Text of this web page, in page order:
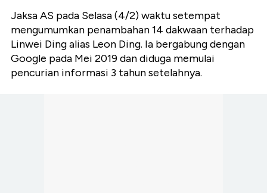
Jaksa AS pada Selasa (4/2) waktu setempat
mengumumkan penambahan 14 dakwaan terhadap
Linwei Ding alias Leon Ding. Ia bergabung dengan
Google pada Mei 2019 dan diduga memulai
pencurian informasi 3 tahun setelahnya.